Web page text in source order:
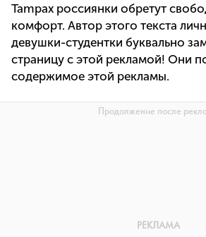
Tampax россиянки обретут
комфорт. Автор этого текста
девушки-студентки буквально
страницу с этой рекламой! Они
содержимое этой рекламы.